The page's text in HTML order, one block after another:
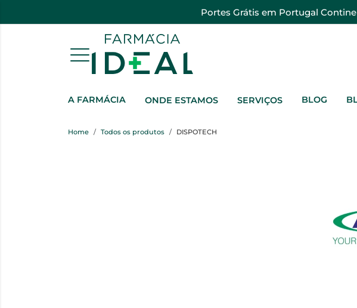
Portes Grátis em Portugal
A FARMÁCIA ONDE ESTAMOS SERVIÇOS BLOG
Home Todos os produtos DISPOTECH